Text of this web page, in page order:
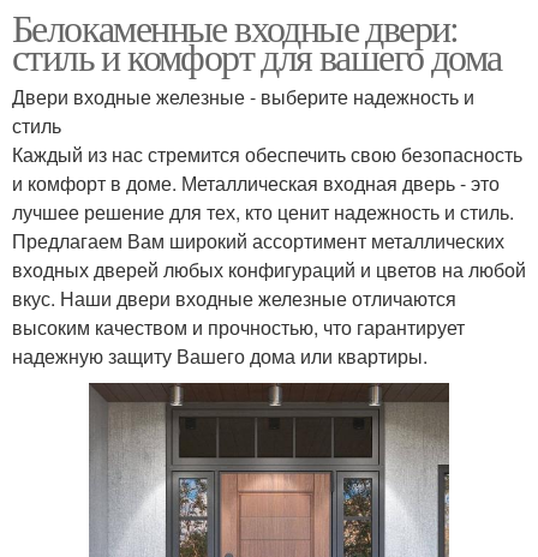
Белокаменные входные двери:
стиль и комфорт для вашего дома
Двери входные железные - выберите надежность и
стиль
Каждый из нас стремится обеспечить свою безопасность
и комфорт в доме. Металлическая входная дверь - это
лучшее решение для тех, кто ценит надежность и стиль.
Предлагаем Вам широкий ассортимент металлических
входных дверей любых конфигураций и цветов на любой
вкус. Наши двери входные железные отличаются
высоким качеством и прочностью, что гарантирует
надежную защиту Вашего дома или квартиры.